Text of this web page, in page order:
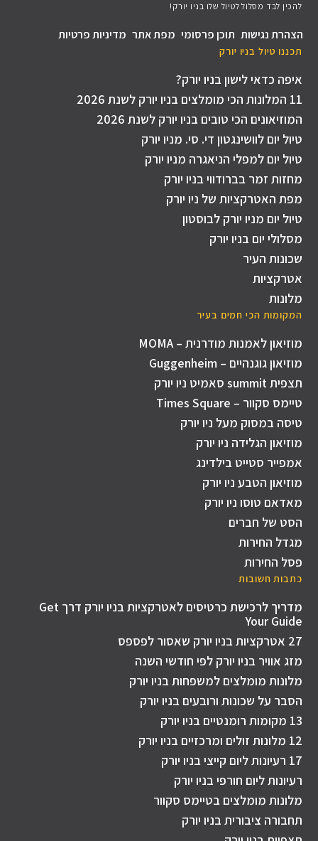
להכין לבד מסלול לטיול שלו בניו יורק!
הצהרת נגישות תוכן פרסומי מפת אתר מדיניות פרטיות
תכננו טיול בניו יורק​
איפה כדאי לישון בניו יורק?
11 המלונות הכי מומלצים בניו יורק לשנת 2026
המוזיאונים הכי טובים בניו יורק לשנת 2026
טיול יום לוושינגטון די. סי. מניו יורק
טיול יום למפלי הניאגרה מניו יורק
מחזות זמר בברודווי בניו יורק
מפת האטרקציות של ניו יורק
טיול יום מניו יורק לבוסטון
מסלולי יום בניו יורק
שכונות העיר
אטרקציות
מלונות
המקומות הכי חמים בעיר
מוזיאון לאמנות מודרנית – MOMA
מוזיאון גוגנהיים – Guggenheim
תצפית summit סאמיט ניו יורק
טיימס סקוור – Times Square
טיסה במסוק מעל ניו יורק
מוזיאון הגלידה ניו יורק
אמפייר סטייט בילדינג
מוזיאון הטבע ניו יורק
מאדאם טוסו ניו יורק
הסט של חברים
מגדל החירות
פסל החירות
כתבות חשובות
מדריך לרכישת כרטיסים לאטרקציות בניו יורק דרך Get
Your Guide
27 אטרקציות בניו יורק שאסור לפספס
מזג אוויר בניו יורק לפי חודשי השנה
מלונות מומלצים למשפחות בניו יורק
הסבר על שכונות ורובעים בניו יורק
13 מקומות רומנטיים בניו יורק
12 מלונות זולים ומרכזיים בניו יורק
17 רעיונות ליום קייצי בניו יורק
רעיונות ליום חורפי בניו יורק
מלונות מומלצים בטיימס סקוור
תחבורה ציבורית בניו יורק